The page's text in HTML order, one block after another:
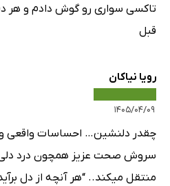
تاکسی سواری رو گوش دادم و هر
قبل
رویا نیاکان
۱۴۰۵/۰۴/۰۹
چقدر دلنشین… احساسات واقعی
سروش صحت عزیز همچون درد دلی
منتقل میکند.. “هر آنچه از دل